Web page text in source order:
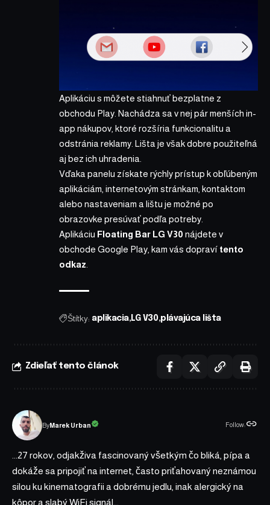
Aplikáciu s môžete stiahnuť bezplatne z
obchodu Play. Nachádza sa v nej pár menších in-
app nákupov, ktoré rozšíria funkcionalitu a
odstránia reklamy. Lišta je však dobre použiteľná
aj bez ich uhradenia.
Vďaka panelu získate rýchly prístup k obľúbeným
aplikáciám, internetovým stránkam, kontaktom
alebo nastaveniam a lištu je možné po
obrazovke presúvať podľa potreby.
Aplikáciu Floating Bar LG V30 nájdete v
obchode Google Play, kam vás dopraví tento
odkaz
Štítky: aplikacia LG V30 plávajúca lišta
Zdieľať tento článok
ByMarek Urban Follow:
...27 rokov, odjakživa fascinovaný všetkým čo bliká, pípa a
dokáže sa pripojiť na internet, často priťahovaný neznámou
silou ku kinematografii a dobrému jedlu, inak alergický na
kôpor a slabý WiFi signál...